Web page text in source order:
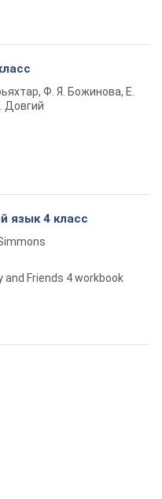
Ф. Я. Божинова, Е.
Довгий
язык 4 класс
and Friends 4 workbook